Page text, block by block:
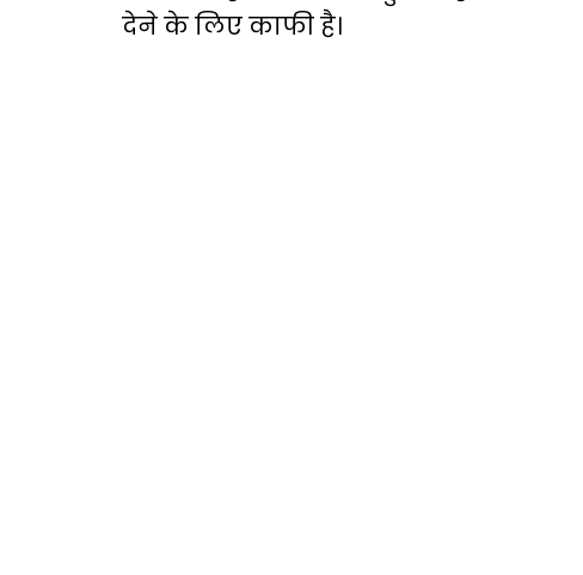
देने के लिए काफी है।